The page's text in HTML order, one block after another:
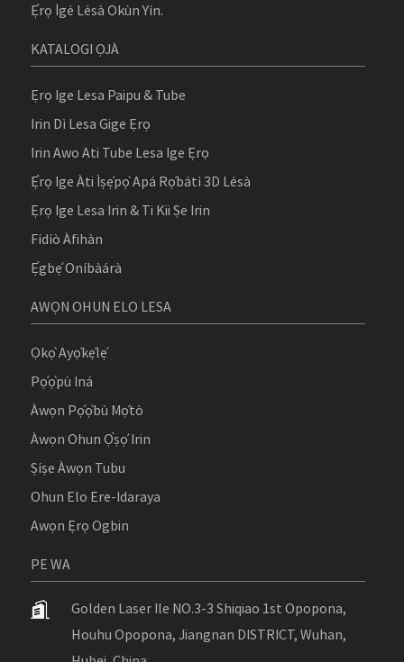
Ẹ̀rọ Ìgé Lésà Okùn Yín.
KATALOGI ỌJÀ
Ẹrọ Ige Lesa Paipu & Tube
Irin Dì Lesa Gige Ẹrọ
Irin Awo Ati Tube Lesa Ige Ẹrọ
Ẹ̀rọ Ige Àti Ìṣẹ́pọ̀ Apá Rọ́bátì 3D Lésà
Ẹrọ Ige Lesa Irin & Ti Kii Ṣe Irin
Fídíò Àfihàn
Ẹ̀gbẹ́ Oníbàárà
AWỌN OHUN ELO LESA
Ọkọ̀ Ayọ́kẹ́lẹ́
Pọ́ọ̀pù Iná
Àwọn Pọ́ọ̀bù Mọ́tò
Àwọn Ohun Ọ̀ṣọ́ Irin
Ṣíṣe Àwọn Tubu
Ohun Elo Ere-Idaraya
Awọn Ẹrọ Ogbin
PE WA
Golden Laser Ile NO.3-3 Shiqiao 1st Opopona,
Houhu Opopona, Jiangnan DISTRICT, Wuhan,